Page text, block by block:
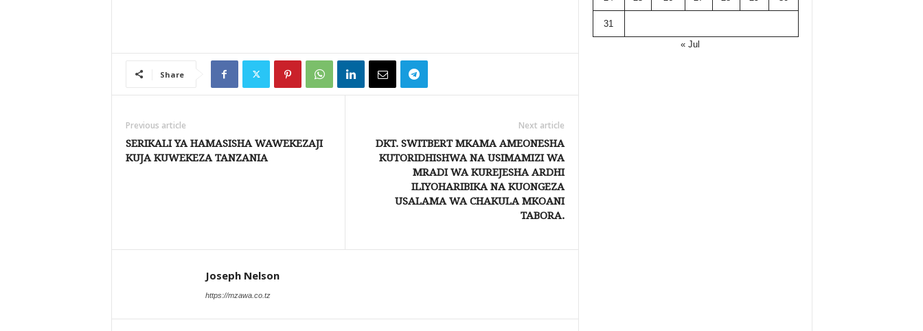
Share
Previous article
SERIKALI YA HAMASISHA WAWEKEZAJI
KUJA KUWEKEZA TANZANIA
Next article
DKT. SWITBERT MKAMA AMEONESHA
KUTORIDHISHWA NA USIMAMIZI WA
MRADI WA KUREJESHA ARDHI
ILIYOHARIBIKA NA KUONGEZA
USALAMA WA CHAKULA MKOANI
TABORA.
Joseph Nelson
https://mzawa.co.tz
31
« Jul